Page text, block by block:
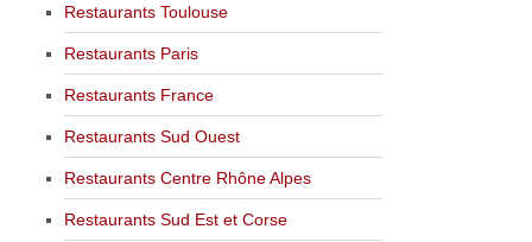
Restaurants Toulouse
Restaurants Paris
Restaurants France
Restaurants Sud Ouest
Restaurants Centre Rhône Alpes
Restaurants Sud Est et Corse